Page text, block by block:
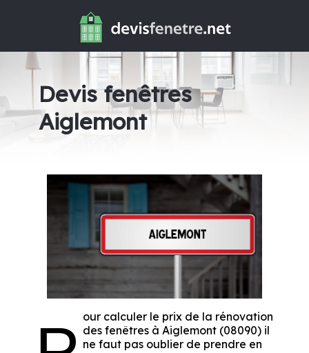
Devis fenêtres
Aiglemont
our calculer le prix de la rénovation
des fenêtres à Aiglemont (08090) il
ne faut pas oublier de prendre en